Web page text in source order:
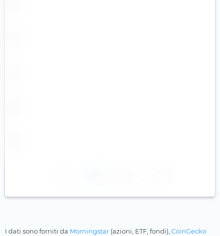
I dati sono forniti da Morningstar (azioni, ETF, fondi), CoinGecko